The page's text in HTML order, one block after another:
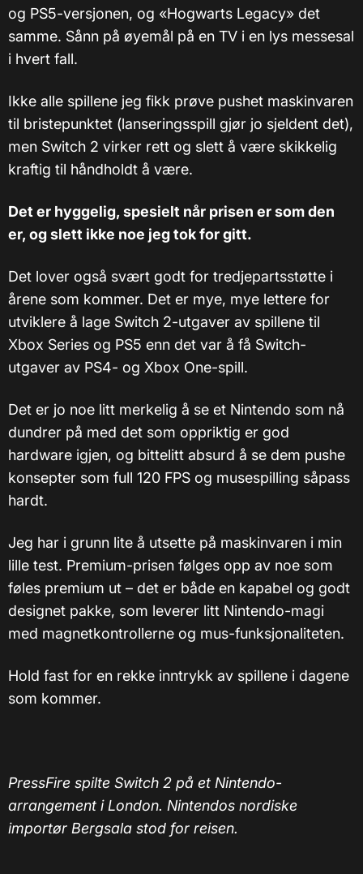
og PS5-versjonen, og «Hogwarts Legacy» det
samme. Sånn på øyemål på en TV i en lys messesal
i hvert fall.
Ikke alle spillene jeg fikk prøve pushet maskinvaren
til bristepunktet (lanseringsspill gjør jo sjeldent det),
men Switch 2 virker rett og slett å være skikkelig
kraftig til håndholdt å være.
Det er hyggelig, spesielt når prisen er som den
er, og slett ikke noe jeg tok for gitt.
Det lover også svært godt for tredjepartsstøtte i
årene som kommer. Det er mye, mye lettere for
utviklere å lage Switch 2-utgaver av spillene til
Xbox Series og PS5 enn det var å få Switch-
utgaver av PS4- og Xbox One-spill.
Det er jo noe litt merkelig å se et Nintendo som nå
dundrer på med det som oppriktig er god
hardware igjen, og bittelitt absurd å se dem pushe
konsepter som full 120 FPS og musespilling såpass
hardt.
Jeg har i grunn lite å utsette på maskinvaren i min
lille test. Premium-prisen følges opp av noe som
føles premium ut – det er både en kapabel og godt
designet pakke, som leverer litt Nintendo-magi
med magnetkontrollerne og mus-funksjonaliteten.
Hold fast for en rekke inntrykk av spillene i dagene
som kommer.
PressFire spilte Switch 2 på et Nintendo-
arrangement i London. Nintendos nordiske
importør Bergsala stod for reisen.